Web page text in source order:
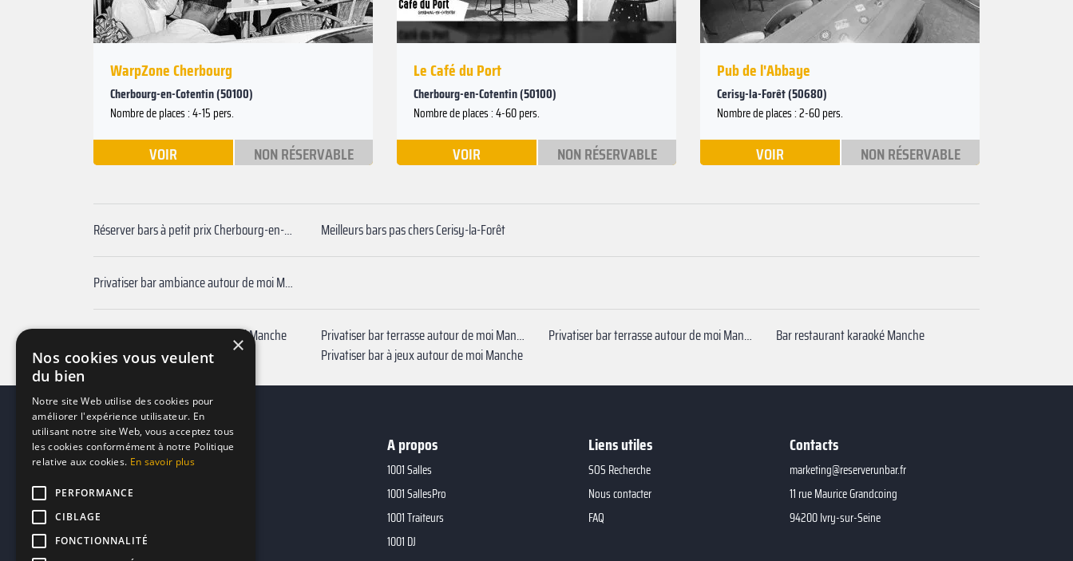
WarpZone Cherbourg
Cherbourg-en-Cotentin (50100)
Nombre de places : 4-15 pers.
VOIR NON RÉSERVABLE
Le Café du Port
Cherbourg-en-Cotentin (50100)
Nombre de places : 4-60 pers.
VOIR NON RÉSERVABLE
Pub de l'Abbaye
Cerisy-la-Forêt (50680)
Nombre de places : 2-60 pers.
VOIR NON RÉSERVABLE
Réserver bars à petit prix Cherbourg-en-Cotentin Meilleurs bars pas chers Cerisy-la-Forêt
Privatiser bar ambiance autour de moi Manche
Privatiser bar foot autour de moi Manche Privatiser bar terrasse autour de moi Manche Privatiser bar terrasse autour de moi Manche
Bar restaurant karaoké Manche
Bar à vin à proximité Manche
Privatiser bar à jeux autour de moi Manche
A propos
1001 Salles
1001 SallesPro
1001 Traiteurs
1001 DJ
Liens utiles
SOS Recherche
Nous contacter
FAQ
Contacts
marketing@reserverunbar.fr
11 rue Maurice Grandcoing
94200 Ivry-sur-Seine
×
Nos cookies vous veulent
du bien
Notre site Web utilise des cookies pour
améliorer l'expérience utilisateur. En
utilisant notre site Web, vous acceptez tous
les cookies conformément à notre Politique
relative aux cookies. En savoir plus
PERFORMANCE
CIBLAGE
FONCTIONNALITÉ